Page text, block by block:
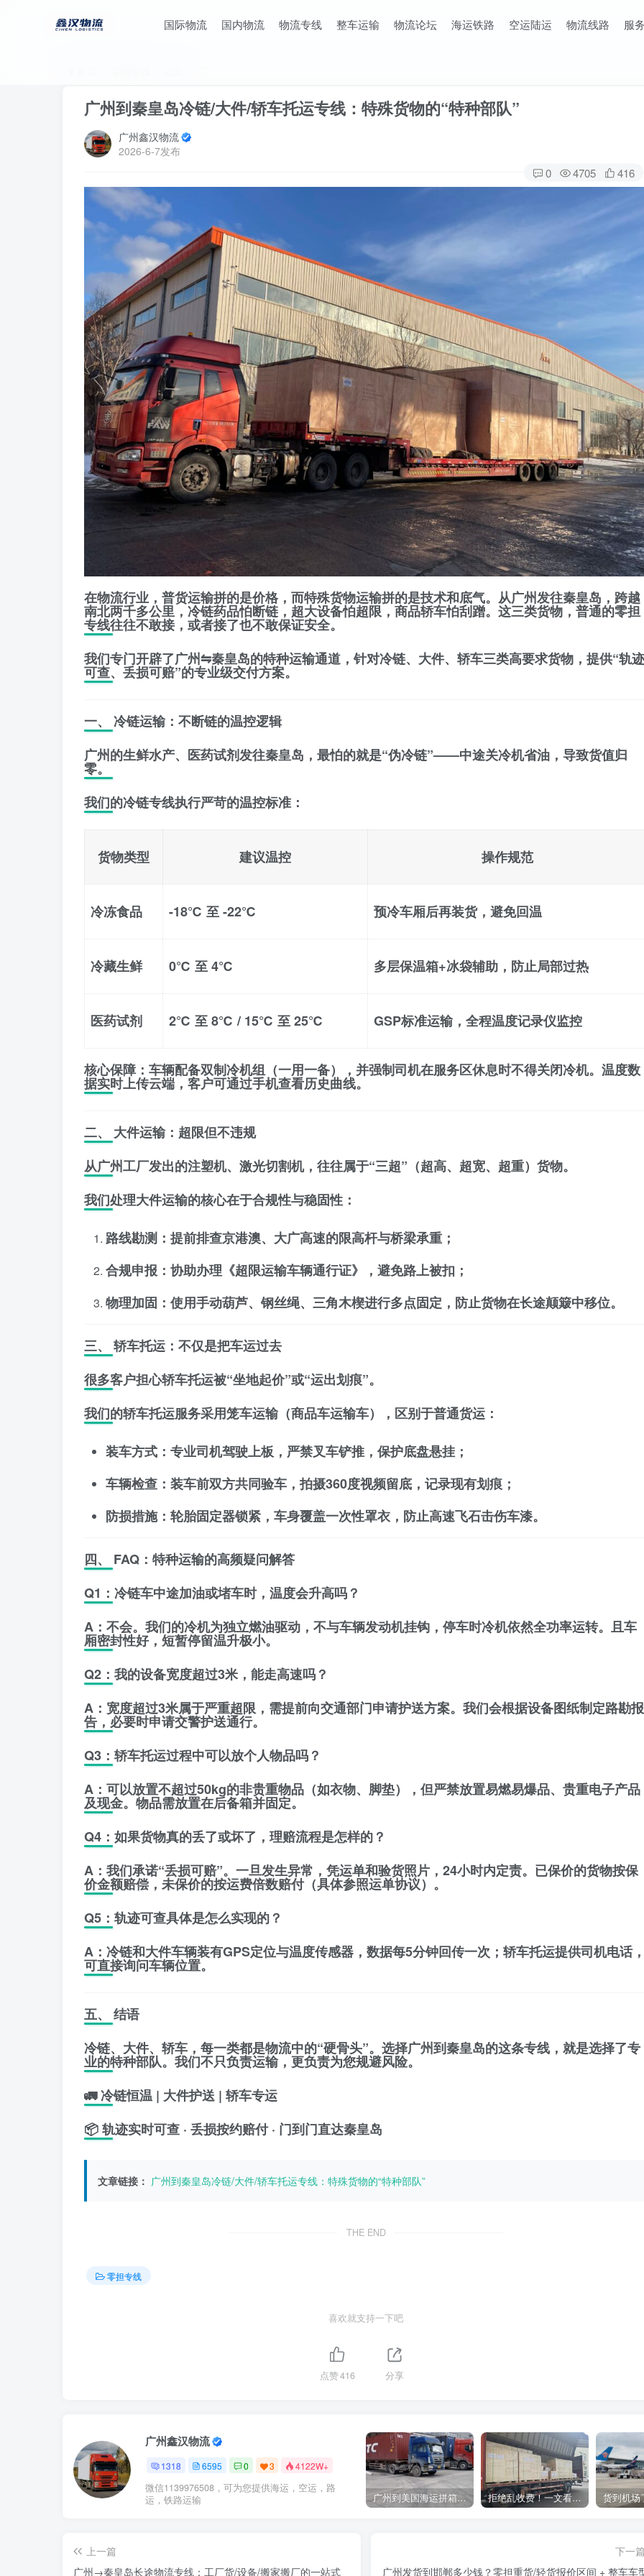
国际物流 国内物流 物流专线 整车运输 物流论坛 海运铁路 空运陆运 物流线路 服
广州到秦皇岛冷链/大件/轿车托运专线：特殊货物的“特种部队”
广州鑫汉物流
2026-6-7发布
0 4705 416
在物流行业，普货运输拼的是价格，而特殊货物运输拼的是技术和底气。从广州发往秦皇岛，跨越
南北两千多公里，冷链药品怕断链，超大设备怕超限，商品轿车怕刮蹭。这三类货物，普通的零担
专线往往不敢接，或者接了也不敢保证安全。
我们专门开辟了广州⇋秦皇岛的特种运输通道 ，针对冷链、大件、轿车三类高要求货物，提供“轨迹
可查、丢损可赔”的专业级交付方案。
一、 冷链运输：不断链的温控逻辑
广州的生鲜水产、医药试剂发往秦皇岛，最怕的就是“伪冷链”——中途关冷机省油，导致货值归
零。
我们的冷链专线执行严苛的温控标准：
货物类型 建议温控 操作规范
冷冻食品 -18℃ 至 -22℃ 预冷车厢后再装货，避免回温
冷藏生鲜 0℃ 至 4℃ 多层保温箱+冰袋辅助，防止局部过热
医药试剂 2℃ 至 8℃ / 15℃ 至 25℃ GSP标准运输，全程温度记录仪监控
核心保障 ：车辆配备双制冷机组（一用一备），并强制司机在服务区休息时不得关闭冷机。温度数
据实时上传云端，客户可通过手机查看历史曲线。
二、 大件运输：超限但不违规
从广州工厂发出的注塑机、激光切割机，往往属于“三超”（超高、超宽、超重）货物。
我们处理大件运输的核心在于合规性与稳固性 ：
路线勘测 ：提前排查京港澳、大广高速的限高杆与桥梁承重；
合规申报 ：协助办理《超限运输车辆通行证》，避免路上被扣；
物理加固 ：使用手动葫芦、钢丝绳、三角木楔进行多点固定，防止货物在长途颠簸中移位。
三、 轿车托运：不仅是把车运过去
很多客户担心轿车托运被“坐地起价”或“运出划痕”。
我们的轿车托运服务采用笼车运输（商品车运输车） ，区别于普通货运：
装车方式 ：专业司机驾驶上板，严禁叉车铲推，保护底盘悬挂；
车辆检查 ：装车前双方共同验车，拍摄360度视频留底，记录现有划痕；
防损措施：轮胎固定器锁紧，车身覆盖一次性罩衣，防止高速飞石击伤车漆。
四、 FAQ：特种运输的高频疑问解答
Q1：冷链车中途加油或堵车时，温度会升高吗？
A：不会。我们的冷机为独立燃油驱动，不与车辆发动机挂钩，停车时冷机依然全功率运转。且车
厢密封性好，短暂停留温升极小。
Q2：我的设备宽度超过3米，能走高速吗？
A：宽度超过3米属于严重超限，需提前向交通部门申请护送方案。我们会根据设备图纸制定路勘报
告，必要时申请交警护送通行。
Q3：轿车托运过程中可以放个人物品吗？
A：可以放置不超过50kg的非贵重物品（如衣物、脚垫），但严禁放置易燃易爆品、贵重电子产品
及现金。物品需放置在后备箱并固定。
Q4：如果货物真的丢了或坏了，理赔流程是怎样的？
A：我们承诺“丢损可赔”。一旦发生异常，凭运单和验货照片，24小时内定责。已保价的货物按保
价金额赔偿，未保价的按运费倍数赔付（具体参照运单协议）。
Q5：轨迹可查具体是怎么实现的？
A：冷链和大件车辆装有GPS定位与温度传感器，数据每5分钟回传一次；轿车托运提供司机电话
可直接询问车辆位置。
五、 结语
冷链、大件、轿车，每一类都是物流中的“硬骨头”。选择广州到秦皇岛的这条专线，就是选择了专
业的特种部队。我们不只负责运输，更负责为您规避风险。
🚛冷链恒温 | 大件护送 | 轿车专运
📦 轨迹实时可查 · 丢损按约赔付 · 门到门直达秦皇岛
文章链接： 广州到秦皇岛冷链/大件/轿车托运专线：特殊货物的“特种部队”
THE END
零担专线
喜欢就支持一下吧
点赞416 分享
广州鑫汉物流
1318 6595 0 3 4122W+
微信1139976508，可为您提供海运，空运，路
运，铁路运输
广州到美国海运拼箱多少钱？2024年最新运费构成+隐藏费用避坑指南 拒绝乱收费！一文看懂中国货代计费套路，教你避开所有隐形坑
上一篇
广州→秦皇岛长途物流专线：工厂货/设备/搬家搬厂的一站式
下一
广州发货到邯郸多少钱？零担重货/轻货报价区间 + 整车车